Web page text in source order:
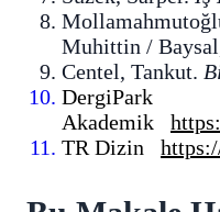
Muhittin /
Centel, Tankut.
DergiPark
Akademik
TR Dizin